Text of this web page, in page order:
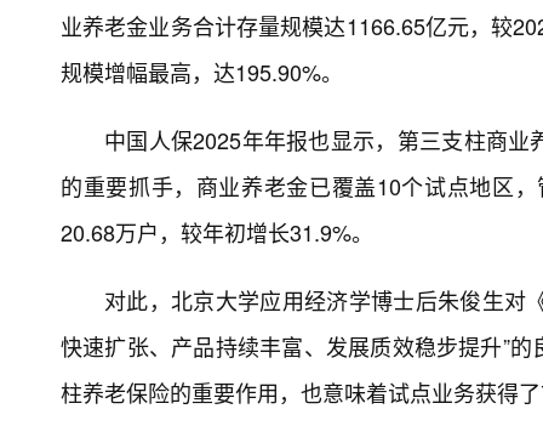
业养老金业务合计存量规模达1166.65亿元，较
规模增幅最高，达195.90%。
中国人保2025年年报也显示，第三支柱商
的重要抓手，商业养老金已覆盖10个试点地区
20.68万户，较年初增长31.9%。
对此，北京大学应用经济学博士后朱俊生对
快速扩张、产品持续丰富、发展质效稳步提升”
柱养老保险的重要作用，也意味着试点业务获得